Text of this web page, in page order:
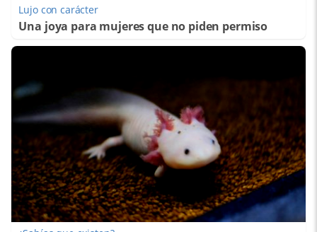
Lujo con carácter
Una joya para mujeres que no piden permiso